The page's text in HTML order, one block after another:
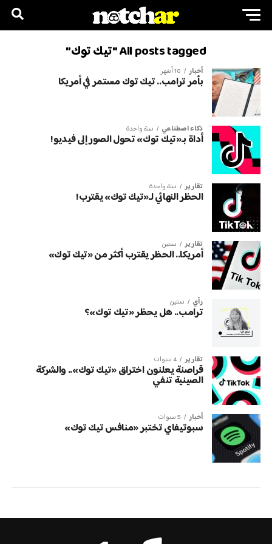
All posts tagged "تيك توك"
أخبار 10 أشهر
بأمر ترامب.. تيك توك مستمر في أمريكا
ذكاء اصطناعي سنة واحدة
أداة بـ«تيك توك» تحول الصور إلى فيديو!
تقارير سنة واحدة
الحظر النهائي لـ«تيك توك» يقترب!
تقارير سنتين
أمريكا.. الحظر يقترب أكثر من «تيك توك»
رأي سنتين
ترامب.. هل يحظر «تيك توك»؟
تقارير 4 سنوات
قراصنة يعلنون اختراق «تيك توك».. والشركة
الصينية تنفي
أخبار 5 سنوات
سبوتيفاي تختبر «منافس تيك توك»